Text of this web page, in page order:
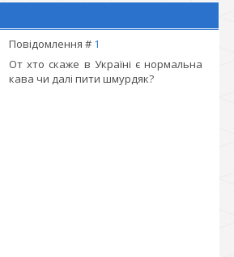
Повідомлення # 1
От хто скаже в Україні є нормальна
кава чи далі пити шмурдяк?